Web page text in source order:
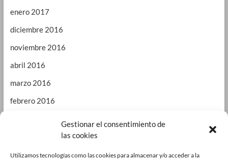
Gestionar el consentimiento de
las cookies
Utilizamos tecnologías como las cookies para almacenar y/o acceder a la
enero 2017
diciembre 2016
noviembre 2016
abril 2016
marzo 2016
febrero 2016
septiembre 2015
enero 2015